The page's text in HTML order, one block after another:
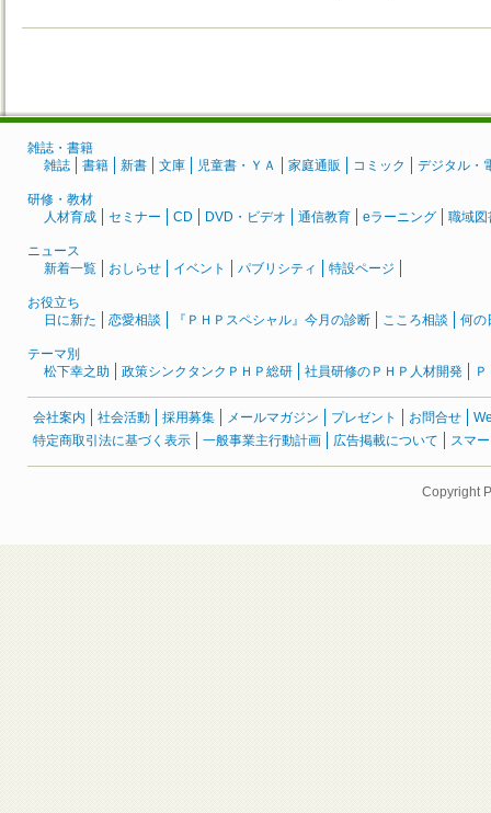
雑誌・書籍
雑誌
書籍 新書 文庫 児童書・ＹＡ 家庭通販 コミック デジタル・
研修・教材
人材育成
セミナー CD DVD・ビデオ 通信教育 eラーニング 職域図
ニュース
新着一覧
おしらせ イベント パブリシティ 特設ページ
お役立ち
日に新た
恋愛相談 『ＰＨＰスペシャル』今月の診断 こころ相談 何の
テーマ別
松下幸之助
政策シンクタンクＰＨＰ総研 社員研修のＰＨＰ人材開発
会社案内 社会活動 採用募集 メールマガジン プレゼント お問合せ
特定商取引法に基づく表示
一般事業主行動計画 広告掲載について スマ
Copyright